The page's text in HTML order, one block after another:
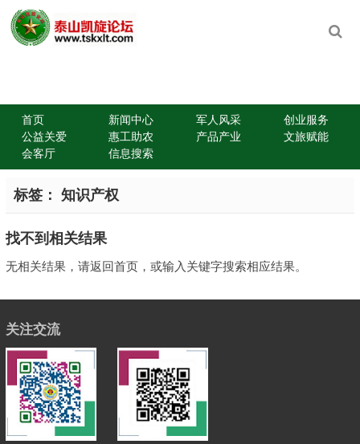
首页 新闻中心 军人风采
创业服务
公益关爱
惠工助农 产品产业
文旅赋能
会客厅
信息搜索
标签： 知识产权
找不到相关结果
无相关结果，请返回首页，或输入关键字搜索相应结果。
关注交流